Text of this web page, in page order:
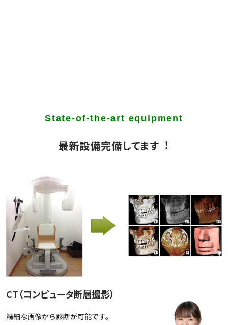
最新設備完備してます︕
CT（コンピュータ断層撮影）
精細な画像から診断が可能です。